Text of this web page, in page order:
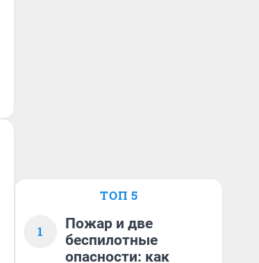
ТОП 5
1
Пожар и две
беспилотные
опасности: как